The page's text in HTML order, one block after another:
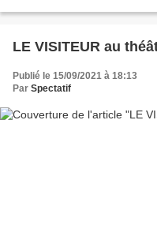
LE VISITEUR au
Publié le 15/09/2021 à 18:13
Par Spectatif